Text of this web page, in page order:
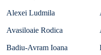
Alexei Ludmila
Avasiloaie Rodica
Badiu-Avram Ioana